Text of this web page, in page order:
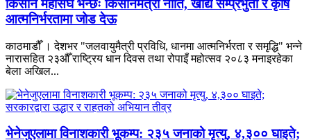
किसान महासंघ भन्छः किसानमैत्री नीति, खाद्य सम्प्रभुता र कृषि
आत्मनिर्भरतामा जोड देऊ
काठमाडौँ । देशभर "जलवायुमैत्री प्रविधि, धानमा आत्मनिर्भरता र समृद्धि" भन्ने
नारासहित २३औँ राष्ट्रिय धान दिवस तथा रोपाइँ महोत्सव २०८३ मनाइरहेका
बेला अखिल...
भेनेजुएलामा विनाशकारी भूकम्प: २३५ जनाको मृत्यु, ४,३०० घाइते;